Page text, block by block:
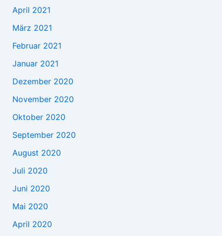
April 2021
März 2021
Februar 2021
Januar 2021
Dezember 2020
November 2020
Oktober 2020
September 2020
August 2020
Juli 2020
Juni 2020
Mai 2020
April 2020